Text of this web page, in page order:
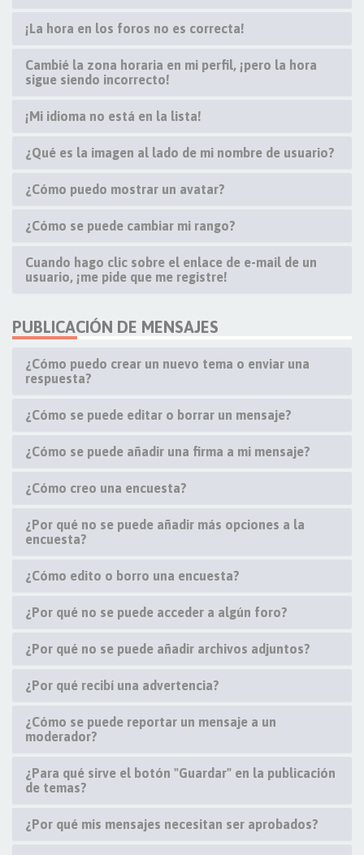
¡La hora en los foros no es correcta!
Cambié la zona horaria en mi perfil, ¡pero la hora
sigue siendo incorrecto!
¡Mi idioma no está en la lista!
¿Qué es la imagen al lado de mi nombre de usuario?
¿Cómo puedo mostrar un avatar?
¿Cómo se puede cambiar mi rango?
Cuando hago clic sobre el enlace de e-mail de un
usuario, ¡me pide que me registre!
PUBLICACIÓN DE MENSAJES
¿Cómo puedo crear un nuevo tema o enviar una
respuesta?
¿Cómo se puede editar o borrar un mensaje?
¿Cómo se puede añadir una firma a mi mensaje?
¿Cómo creo una encuesta?
¿Por qué no se puede añadir más opciones a la
encuesta?
¿Cómo edito o borro una encuesta?
¿Por qué no se puede acceder a algún foro?
¿Por qué no se puede añadir archivos adjuntos?
¿Por qué recibí una advertencia?
¿Cómo se puede reportar un mensaje a un
moderador?
¿Para qué sirve el botón "Guardar" en la publicación
de temas?
¿Por qué mis mensajes necesitan ser aprobados?